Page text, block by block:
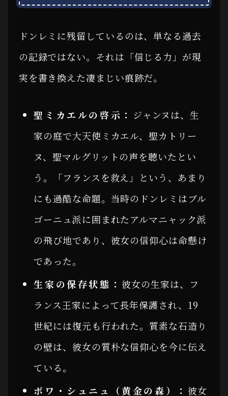
ドンレミに残留しているのは、単なる過去
の記録ではない。それは「信じる力」が現
実を書き換えた凄まじい痕跡だ。
聖ミカエルの啓示： ジャンヌは、生
家の庭で大天使ミカエル、聖カトリー
ヌ、聖マルグリットの声を聴いたとい
う。「フランスを救え」という、あまり
にも過酷な命題。当時のドンレミはブル
ゴーニュ派に囲まれたアルマニャック派
の飛び地であり、彼女の信仰心は命懸け
であった。
生家の保存状態：彼女の生家は、フ
ランス王家によって長年保護され、19
世紀には復元も行われた。質素な石造り
の壁は、彼女の質朴な信仰心を今に伝え
ている。
ボワ・シュニュ（黄金の森）： 彼女